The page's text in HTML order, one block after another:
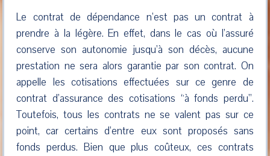
Le contrat de dépendance n’est pas un contrat à
prendre à la légère. En effet, dans le cas où l’assuré
conserve son autonomie jusqu’à son décès, aucune
prestation ne sera alors garantie par son contrat. On
appelle les cotisations effectuées sur ce genre de
contrat d’assurance des cotisations “à fonds perdu”.
Toutefois, tous les contrats ne se valent pas sur ce
point, car certains d’entre eux sont proposés sans
fonds perdus. Bien que plus coûteux, ces contrats